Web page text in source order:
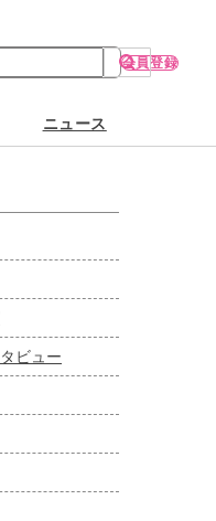
会員登録
ニュース
ビュー